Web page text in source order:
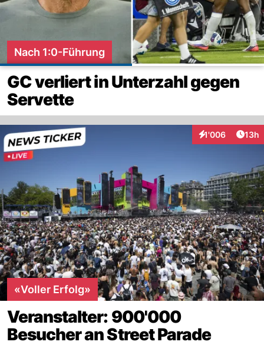
Nach 1:0-Führung
GC verliert in Unterzahl gegen
Servette
1'006
Interaktionen13h
«Voller Erfolg»
Veranstalter: 900'000
Besucher an Street Parade